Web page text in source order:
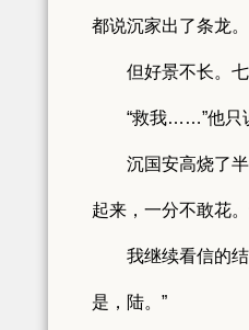
都说沉家出了条龙。
但好景不长。
“救我……”他只
沉国安高烧了
起来，一分不敢花
我继续看信的
是，陆。”